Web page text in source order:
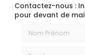
Contactez-nous :
pour devant de